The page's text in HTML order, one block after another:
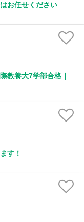
お任せください
教養大7学部合格｜
す！